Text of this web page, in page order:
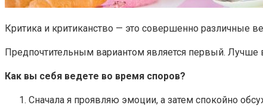
Критика и критиканство — это совершенно различные
Предпочтительным вариантом является первый. Лучше
Как вы себя ведете во время споров?
Сначала я проявляю эмоции, а затем спокойно